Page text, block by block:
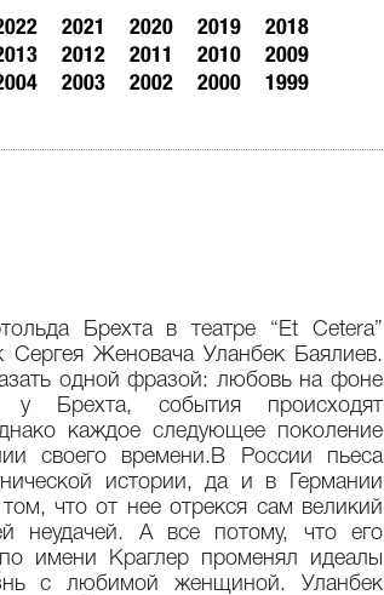
2021 2020 2019
2018
2012 2011 2010
2009
2003 2002 2000
1999
Брехта в театре “Et Cetera”
Сергея Женовача Уланбек Баялиев.
одной фразой: любовь на фоне
у Брехта, события происходят
каждое следующее поколение
своего времени.В России пьеса
истории, да и в Германии
что от нее отрекся сам великий
неудачей. А все потому, что его
имени Краглер променял идеалы
с любимой женщиной. Уланбек